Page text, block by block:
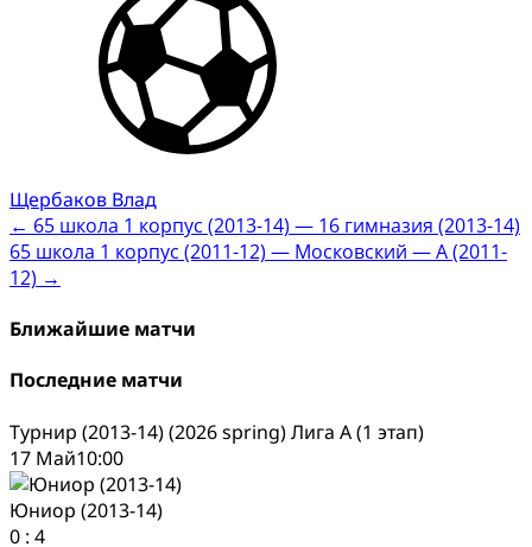
Щербаков Влад
Post
navigation
← 65 школа 1 корпус (2013-14) — 16 гимназия (2013-14)
65 школа 1 корпус (2011-12) — Московский — А (2011-
12) →
Ближайшие матчи
Последние матчи
Турнир (2013-14) (2026 spring) Лига А (1 этап)
17 Май10:00
Юниор (2013-14)
0 : 4